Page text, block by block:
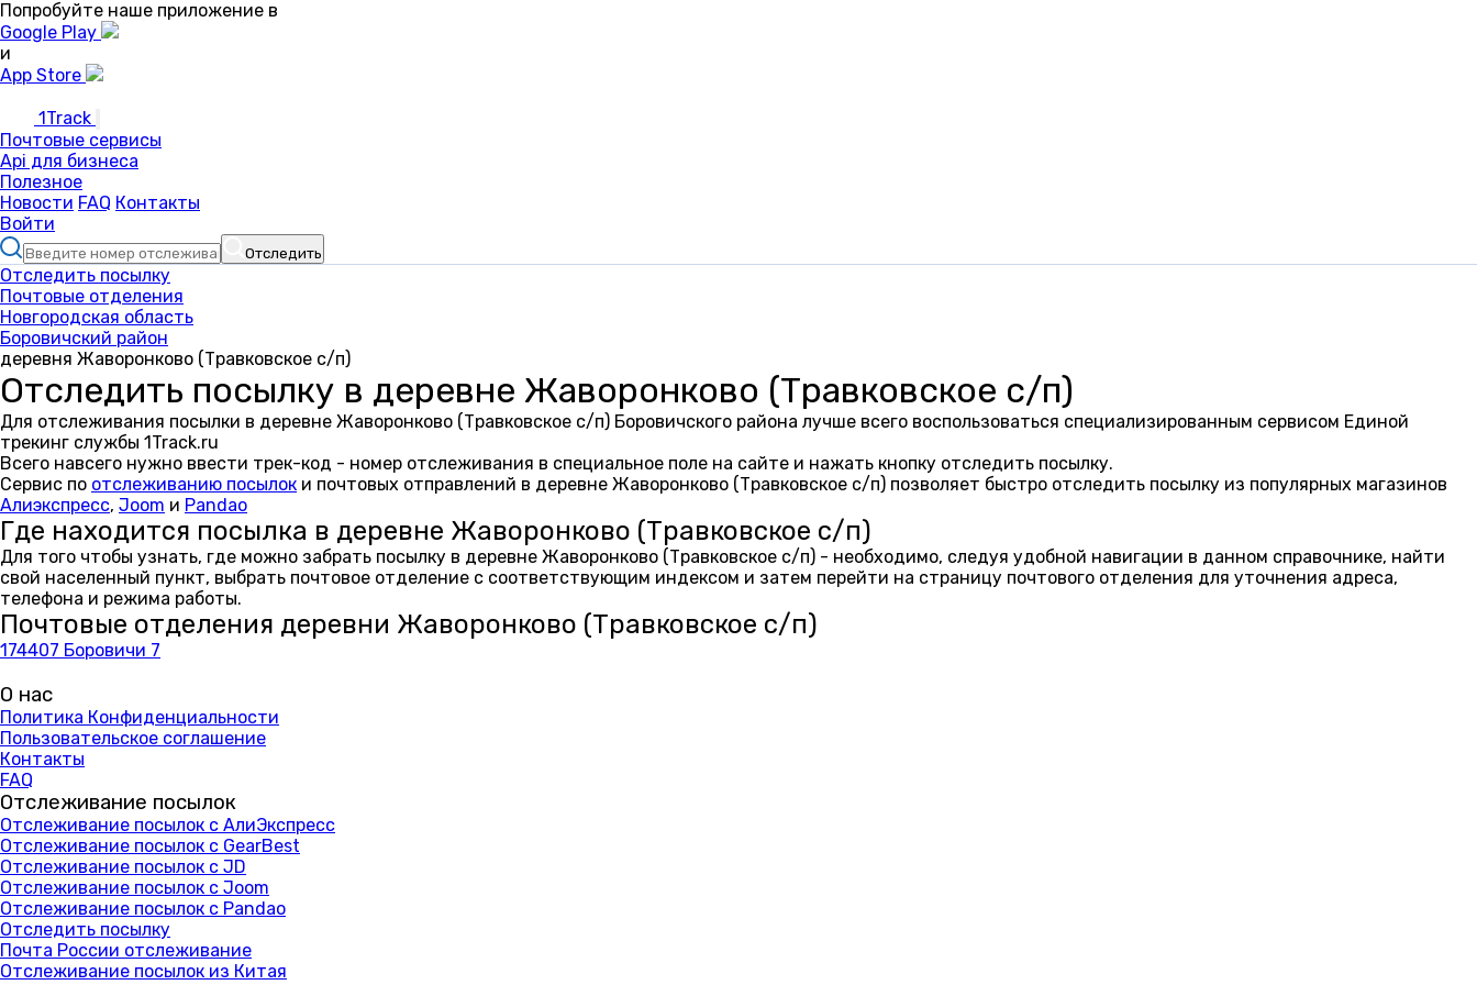
Попробуйте наше приложение в
Google Play
и
App Store
1Track
Почтовые сервисы
Api для бизнеса
Полезное
Новости FAQ Контакты
Войти
Отследить
Отследить посылку
Почтовые отделения
Новгородская область
Боровичский район
деревня Жаворонково (Травковское с/п)
Отследить посылку в деревне Жаворонково (Травковское с/п)
Для отслеживания посылки в деревне Жаворонково (Травковское с/п) Боровичского района лучше всего воспользоваться специализированным сервисом Единой
трекинг службы 1Track.ru
Всего навсего нужно ввести трек-код - номер отслеживания в специальное поле на сайте и нажать кнопку отследить посылку.
Сервис по отслеживанию посылок и почтовых отправлений в деревне Жаворонково (Травковское с/п) позволяет быстро отследить посылку из популярных магазинов
Алиэкспресс, Joom и Pandao
Где находится посылка в деревне Жаворонково (Травковское с/п)
Для того чтобы узнать, где можно забрать посылку в деревне Жаворонково (Травковское с/п) - необходимо, следуя удобной навигации в данном справочнике, найти
свой населенный пункт, выбрать почтовое отделение с соответствующим индексом и затем перейти на страницу почтового отделения для уточнения адреса,
телефона и режима работы.
Почтовые отделения деревни Жаворонково (Травковское с/п)
174407 Боровичи 7
О нас
Политика Конфиденциальности
Пользовательское соглашение
Контакты
FAQ
Отслеживание посылок
Отслеживание посылок с АлиЭкспресс
Отслеживание посылок с GearBest
Отслеживание посылок с JD
Отслеживание посылок с Joom
Отслеживание посылок с Pandao
Отследить посылку
Почта России отслеживание
Отслеживание посылок из Китая